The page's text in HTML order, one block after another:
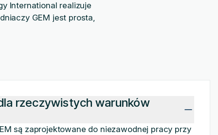
International realizuje
GEM jest prosta,
rzeczywistych warunków
są zaprojektowane do niezawodnej pracy przy